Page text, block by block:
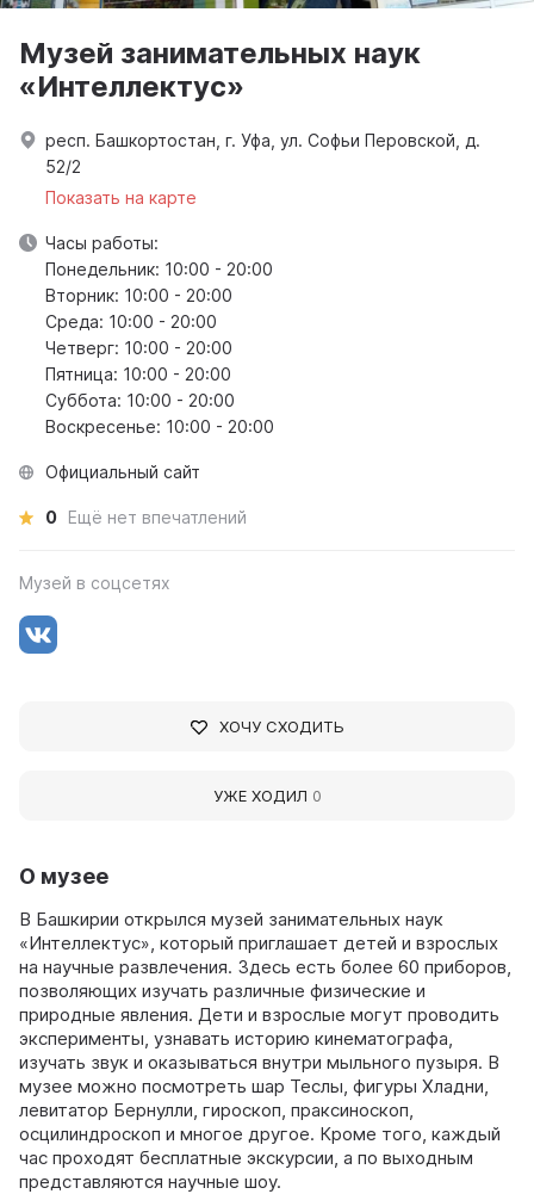
О музее
В Башкирии открылся музей занимательных наук
«Интеллектус», который приглашает детей и взрослых
на научные развлечения. Здесь есть более 60 приборов,
позволяющих изучать различные физические и
природные явления. Дети и взрослые могут проводить
эксперименты, узнавать историю кинематографа,
изучать звук и оказываться внутри мыльного пузыря. В
музее можно посмотреть шар Теслы, фигуры Хладни,
левитатор Бернулли, гироскоп, праксиноскоп,
осцилиндроскоп и многое другое. Кроме того, каждый
час проходят бесплатные экскурсии, а по выходным
представляются научные шоу.
Музей занимательных наук
«Интеллектус»
респ. Башкортостан, г. Уфа, ул. Софьи Перовской, д.
52/2
Показать на карте
Часы работы:
Понедельник: 10:00 - 20:00
Вторник: 10:00 - 20:00
Среда: 10:00 - 20:00
Четверг: 10:00 - 20:00
Пятница: 10:00 - 20:00
Суббота: 10:00 - 20:00
Воскресенье: 10:00 - 20:00
Официальный сайт
0 Ещё нет впечатлений
Музей в соцсетях
ХОЧУ СХОДИТЬ
УЖЕ ХОДИЛ 0